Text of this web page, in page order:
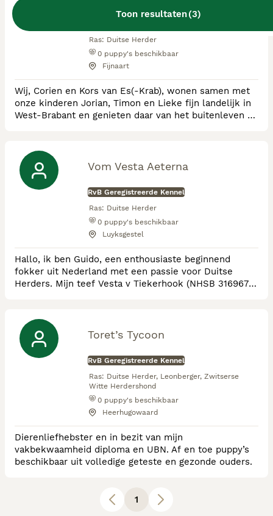
Toon resultaten(3)
Ras: Duitse Herder
0 puppy's beschikbaar
Fijnaart
Wij, Corien en Kors van Es(-Krab), wonen samen met
onze kinderen Jorian, Timon en Lieke fijn landelijk in
West-Brabant en genieten daar van het buitenleven en
ontmoet op een VDH-kringgroep voor Duitse Herders,
delen een absolute passie voor dit ras en hebben
Vom Vesta Aeterna
RvB Geregistreerde Kennel
Ras: Duitse Herder
0 puppy's beschikbaar
Luyksgestel
Hallo, ik ben Guido, een enthousiaste beginnend
fokker uit Nederland met een passie voor Duitse
Herders. Mijn teef Vesta v Tiekerhook (NHSB 316967)
Hassing. Deze lijn, met voorouders zoals Zeno vom
Haus Lückert (SchH III) en Roxy vom Tierpark,
excelleert in Schutzhund/IPO en politiearbeid, zoals
bij Dev
Toret’s Tycoon
RvB Geregistreerde Kennel
Ras: Duitse Herder, Leonberger, Zwitserse
Witte Herdershond
0 puppy's beschikbaar
Heerhugowaard
Dierenliefhebster en in bezit van mijn
vakbekwaamheid diploma en UBN. Af en toe puppy’s
beschikbaar uit volledige geteste en gezonde ouders.
1